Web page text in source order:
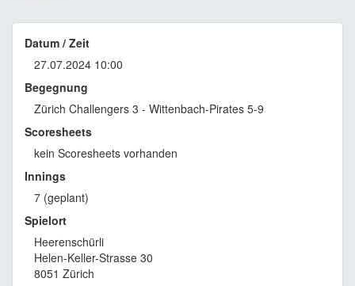
Datum / Zeit
27.07.2024 10:00
Begegnung
Zürich Challengers 3 - Wittenbach-Pirates 5-9
Scoresheets
kein Scoresheets vorhanden
Innings
7 (geplant)
Spielort
Heerenschürli
Helen-Keller-Strasse 30
8051 Zürich